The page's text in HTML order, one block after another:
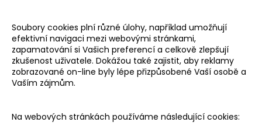
Soubory cookies plní různé úlohy, například umožňují
efektivní navigaci mezi webovými stránkami,
zapamatování si Vašich preferencí a celkově zlepšují
zkušenost uživatele. Dokážou také zajistit, aby reklamy
zobrazované on-line byly lépe přizpůsobené Vaší osobě a
Vaším zájmům.
Na webových stránkách používáme následující cookies: